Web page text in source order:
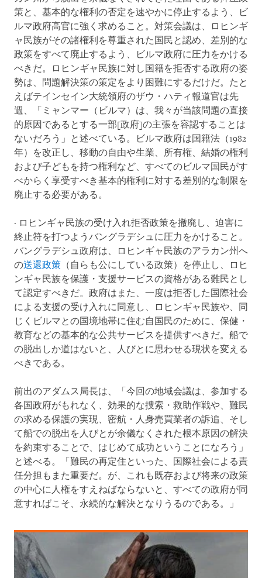
策と、基本的な権利の否定を速やかに停止するよう、ビ
ルマ政府高官に強く求めること。対策会議は、ロヒンギ
ャ民族がその諸権利を尊重された国民と認め、差別的な
政策をすべて廃止するよう、ビルマ政府に圧力をかける
べきだ。ロヒンギャ民族に対し国籍を拒否する政府の姿
勢は、問題解決策の策定をより困難にするだけだ。たと
えばテインセイン大統領府のザウ・ハティ報道官は先
週、「ミャンマー（ビルマ）は、我々が当該問題の直接
的原因であるとする一部[政府]の主張を容認することは
ないだろう」と述べている。ビルマ政府は国籍法（1982
年）を改正し、移動の自由や生業、所有権、結婚の権利
および子どもを持つ権利など、すべてのビルマ国民がす
べからく享受すべき基本的権利に対する差別的な制限を
廃止する必要がある。
· ロヒンギャ民族の受け入れ拒否政策を撤廃し、迫害に
終止符を打つようバングラデシュに圧力をかけること。
バングラデシュ政府は、ロヒンギャ民族のアラカン州へ
の送還政策 （自らも公にしている政策）を停止し、ロヒ
ンギャ民族を保護・支援サービスの資格がある難民とし
て認定すべきだ。政府はまた、一度は拒否した国際社会
による支援の受け入れに同意し、ロヒンギャ民族や、同
じくビルマとの国境地帯に住む自国民のために、保健・
教育などの基本的な公共サービスを提供すべきだ。船で
の脱出しか道はないと、人びとに思わせる現状を変える
べきである。
前出のアダムス局長は、「今回の地域会議は、参加する
各国政府がもれなく、効果的な捜索・救助作戦や、難民
の求める保護の実現、密航・人身売買業者の訴追、そし
て船での脱出を人びとが余儀なくされた根本原因の解決
を約束することで、はじめて成功ということになろう」
と述べる。「難民の再定住といった、国際社会による責
任分担もまた重要だ。が、これも既存および将来の政策
の中心に人権をすえねばならないと、すべての政府が同
意すればこそ、永続的な解決となりうるのである。」